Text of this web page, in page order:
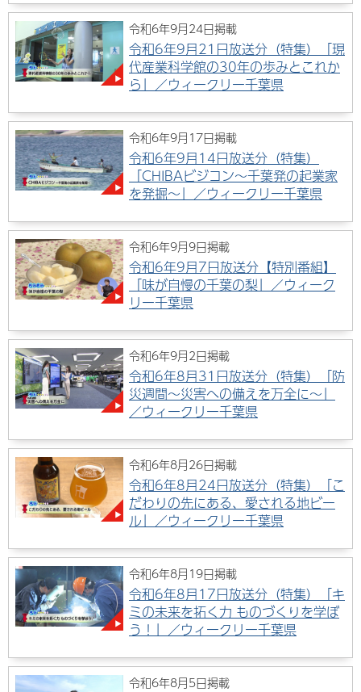
令和6年9月24日掲載
令和6年9月21日放送分（特集）「現
代産業科学館の30年の歩みとこれか
ら」／ウィークリー千葉県
令和6年9月17日掲載
令和6年9月14日放送分（特集）
「CHIBAビジコン～千葉発の起業家
を発掘～」／ウィークリー千葉県
令和6年9月9日掲載
令和6年9月7日放送分【特別番組】
「味が自慢の千葉の梨」／ウィーク
リー千葉県
令和6年9月2日掲載
令和6年8月31日放送分（特集）「防
災週間～災害への備えを万全に～」
／ウィークリー千葉県
令和6年8月26日掲載
令和6年8月24日放送分（特集）「こ
だわりの先にある、愛される地ビー
ル」／ウィークリー千葉県
令和6年8月19日掲載
令和6年8月17日放送分（特集）「キ
ミの未来を拓く力 ものづくりを学ぼ
う！」／ウィークリー千葉県
令和6年8月5日掲載